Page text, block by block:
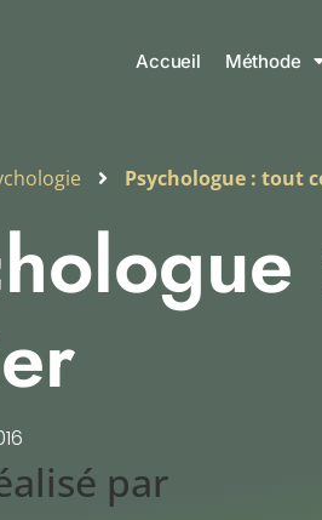
Accueil Méthode
Psychologue : tout
par​